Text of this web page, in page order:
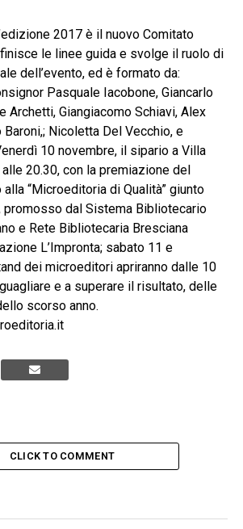
2017 è il nuovo Comitato
le linee guida e svolge il ruolo di
dell’evento, ed è formato da:
Pasquale Iacobone, Giancarlo
Archetti, Giangiacomo Schiavi, Alex
Nicoletta Del Vecchio, e
10 novembre, il sipario a Villa
20.30, con la premiazione del
“Microeditoria di Qualità” giunto
promosso dal Sistema Bibliotecario
e Rete Bibliotecaria Bresciana
L’Impronta; sabato 11 e
dei microeditori apriranno dalle 10
e a superare il risultato, delle
scorso anno.
CLICK TO COMMENT